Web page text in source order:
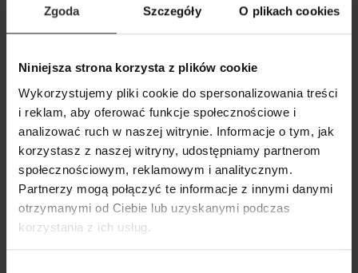
Zgoda Szczegóły O plikach cookies
Niniejsza strona korzysta z plików cookie
Wykorzystujemy pliki cookie do spersonalizowania treści
i reklam, aby oferować funkcje społecznościowe i
analizować ruch w naszej witrynie. Informacje o tym, jak
korzystasz z naszej witryny, udostępniamy partnerom
społecznościowym, reklamowym i analitycznym.
Partnerzy mogą połączyć te informacje z innymi danymi
otrzymanymi od Ciebie lub uzyskanymi podczas
korzystania z ich usług.
Czarna Bawełniana Bluza bez
kaptura Dressi Black
Czarna
marszczeniem
Black